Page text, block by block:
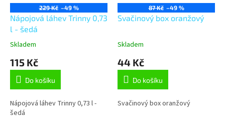
229 Kč –49 %
Nápojová láhev Trinny 0,73
l - šedá
Skladem
115 Kč
Do košíku
Nápojová láhev Trinny 0,73 l -
šedá
87 Kč –49 %
Svačinový box oranžový
Skladem
44 Kč
Do košíku
Svačinový box oranžový